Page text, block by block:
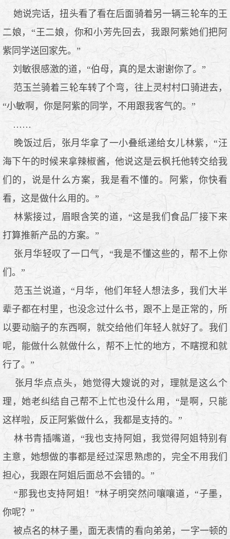
她说完话，扭头看了看在后面骑着另一辆三轮车的王
二娘，“王二娘，你和小芳先回去，我跟阿紫她们把阿
紫同学送回家先。”
刘敏很感激的道，“伯母，真的是太谢谢你了。”
范玉兰骑着三轮车转了个弯，往上灵村村口骑进去，
“小敏啊，你是阿紫的同学，不用跟我客气的。”
……
晚饭过后，张月华拿了一小叠纸递给女儿林紫，“汪
海下午的时候来拿辣椒酱，他说这是云枫托他转交给我
们的，说是什么方案，我是看不懂的。阿紫，你快看
看，这是做什么用的。”
林紫接过，眉眼含笑的道，“这是我们食品厂接下来
打算推新产品的方案。”
张月华轻叹了一口气，“我是不懂这些的，帮不上你
们。”
范玉兰说道，“月华，他们年轻人想法多，我们大半
辈子都在村里，也没念过什么书，跟不上是正常的，所
以要动脑子的东西啊，就交给他们年轻人就好了。我们
呢，能做什么就做什么，帮不上忙的地方，不瞎搅和就
行了。”
张月华点点头，她觉得大嫂说的对，理就是这么个
理，她老纠结自己帮不上忙也没什么用，“是啊，只能
这样啦，反正阿紫做什么，我都是支持的。”
林书青插嘴道，“我也支持阿姐，我觉得阿姐特别有
主意，她想做的事都是经过深思熟虑的，完全不用我们
担心，我跟在阿姐后面总不会错的。”
“那我也支持阿姐！”林子明突然问嚷嚷道，“子墨，
你呢？”
被点名的林子墨，面无表情的看向弟弟，一字一顿的